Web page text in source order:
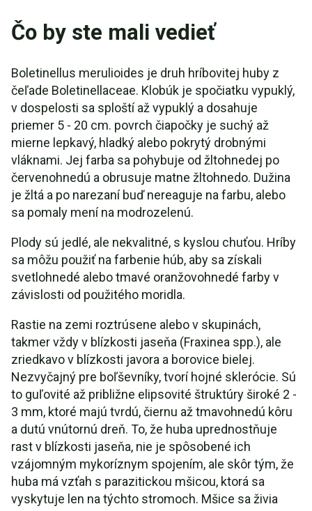
Čo by ste mali vedieť
Boletinellus merulioides je druh hríbovitej huby z
čeľade Boletinellaceae. Klobúk je spočiatku vypuklý,
v dospelosti sa sploští až vypuklý a dosahuje
priemer 5 - 20 cm. povrch čiapočky je suchý až
mierne lepkavý, hladký alebo pokrytý drobnými
vláknami. Jej farba sa pohybuje od žltohnedej po
červenohnedú a obrusuje matne žltohnedo. Dužina
je žltá a po narezaní buď nereaguje na farbu, alebo
sa pomaly mení na modrozelenú.
Plody sú jedlé, ale nekvalitné, s kyslou chuťou. Hríby
sa môžu použiť na farbenie húb, aby sa získali
svetlohnedé alebo tmavé oranžovohnedé farby v
závislosti od použitého moridla.
Rastie na zemi roztrúsene alebo v skupinách,
takmer vždy v blízkosti jaseňa (Fraxinea spp.), ale
zriedkavo v blízkosti javora a borovice bielej.
Nezvyčajný pre boľševníky, tvorí hojné sklerócie. Sú
to guľovité až približne elipsovité štruktúry široké 2 -
3 mm, ktoré majú tvrdú, čiernu až tmavohnedú kôru
a dutú vnútornú dreň. To, že huba uprednostňuje
rast v blízkosti jaseňa, nie je spôsobené ich
vzájomným mykoríznym spojením, ale skôr tým, že
huba má vzťah s parazitickou mšicou, ktorá sa
vyskytuje len na týchto stromoch. Mšice sa živia